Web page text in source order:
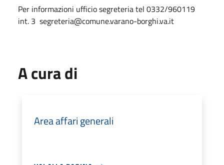
Per informazioni ufficio segreteria tel 0332/960119
int. 3 segreteria@comune.varano-borghi.va.it
A cura di
Area affari generali